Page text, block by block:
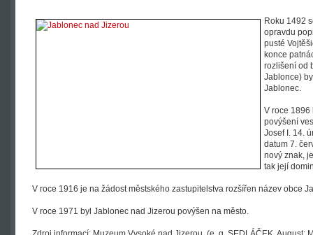
Roku 1492
opravdu
pusté
konce
rozlišení od
Jablonce)
Jablonec.
V roce 1896
povýšení
Josef I. 14.
datum 7.
nový znak,
tak její
V roce 1916 je na žádost městského zastupitelstva rozšířen název obce
V roce 1971 byl Jablonec nad Jizerou povýšen na město.